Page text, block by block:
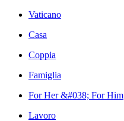
Vaticano
Casa
Coppia
Famiglia
For Her &#038; For Him
Lavoro